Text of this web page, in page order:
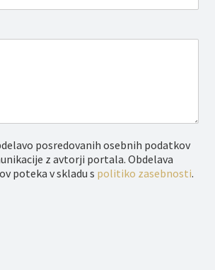
posredovanih osebnih podatkov
z avtorji portala. Obdelava
poteka v skladu s politiko zasebnosti.